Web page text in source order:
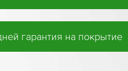
гарантия на покрытие